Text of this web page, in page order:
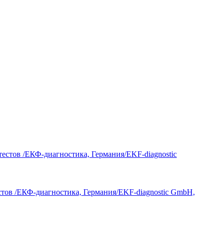
/ЕКФ-диагностика, Германия/EKF-diagnostic GmbH,